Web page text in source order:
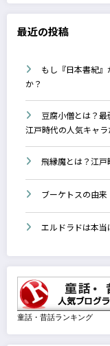
最近の投稿
もし『日本書紀
か？
豆腐小僧とは？
江戸時代の人気キャラ
飛縁魔とは？江
ブーケトスの由
エルドラドは本
童話・昔話ランキング